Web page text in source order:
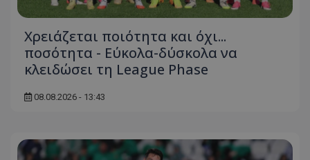
Χρειάζεται ποιότητα και όχι...
ποσότητα - Εύκολα-δύσκολα να
κλειδώσει τη League Phase
08.08.2026 - 13:43